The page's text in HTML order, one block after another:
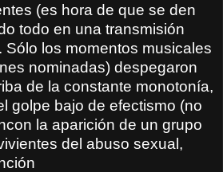
(es hora de que se den
todo en una transmisión
Sólo los momentos musicales
nominadas) despegaron
de la constante monotonía,
golpe bajo de efectismo (no
la aparición de un grupo
del abuso sexual,